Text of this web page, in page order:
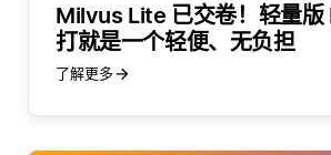
Milvus Lite 已交卷！轻量
打就是一个轻便、无负担
了解更多